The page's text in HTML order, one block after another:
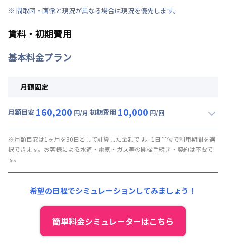
※ 間取図・画像と現況が異なる場合は現況を優先します。
賃料・初期費用
基本料金プラン
月額固定
月額目安 160,200 円/月 初期費用 10,000 円/回
月額賃料目安(30日利用)
賃料 : 114,000円/月 (3,800円/日)
光熱費他 :
その他費用 :
21,000円/月 (700円/日)
寝具/リネン関連 : 5,500円/回
※月額目安は1ヶ月を30日として計算した金額です。1日単位で利用期間を選
択できます。お客様による水道・電気・ガス等の開栓手続き・契約は不要で
す。
希望の日程でシミュレーションしてみましょう！
簡単料金シミュレーターはこちら